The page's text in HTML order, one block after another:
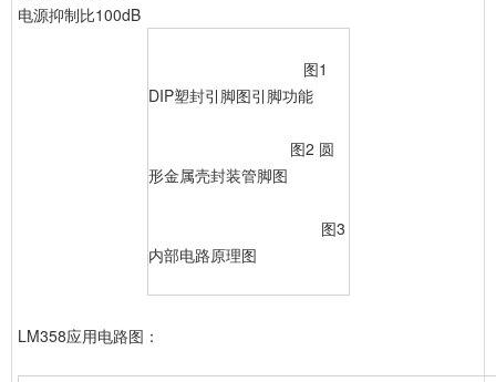
电源抑制比100dB
图1
DIP塑封引脚图引脚功能
图2 圆
形金属壳封装管脚图
图3
内部电路原理图
LM358应用电路图：